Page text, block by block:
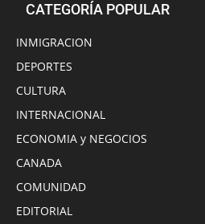
CATEGORÍA POPULAR
INMIGRACION
DEPORTES
CULTURA
INTERNACIONAL
ECONOMIA y NEGOCIOS
CANADA
COMUNIDAD
EDITORIAL